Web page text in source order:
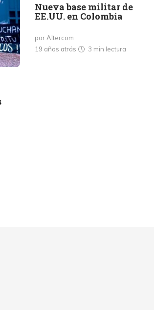
Nueva base militar de
EE.UU. en Colombia
por Altercom
19 años atrás
3 min lectura